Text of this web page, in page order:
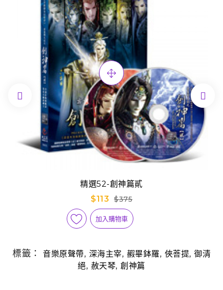
精選52-創神篇貳
$113
$375
加入購物車
 
標籤： 音樂原聲帶, 深海主宰, 赮畢鉢羅, 俠菩提, 御清
絕, 赦天琴,創神篇